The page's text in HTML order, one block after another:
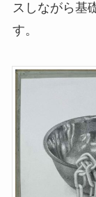
スしながら基
す。